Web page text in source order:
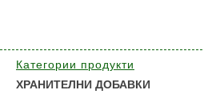
Категории продукти
ХРАНИТЕЛНИ ДОБАВКИ